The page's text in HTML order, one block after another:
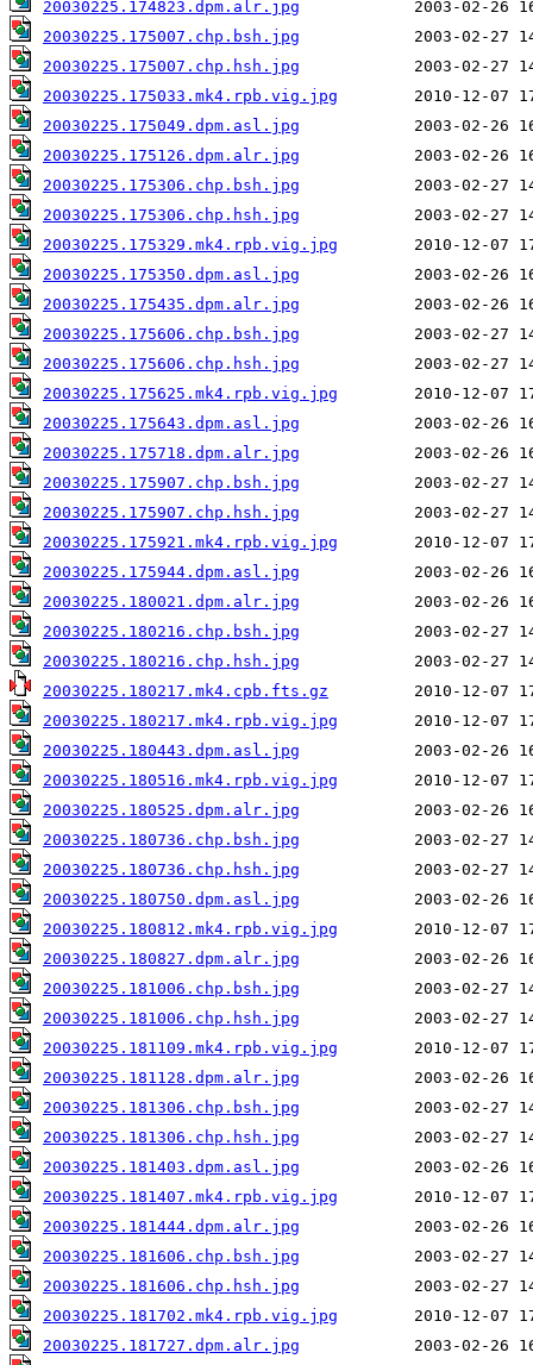
20030225.174823.dpm.alr.jpg
20030225.175007.chp.bsh.jpg
20030225.175007.chp.hsh.jpg
20030225.175033.mk4.rpb.vig.jpg
20030225.175049.dpm.asl.jpg
20030225.175126.dpm.alr.jpg
20030225.175306.chp.bsh.jpg
20030225.175306.chp.hsh.jpg
20030225.175329.mk4.rpb.vig.jpg
20030225.175350.dpm.asl.jpg
20030225.175435.dpm.alr.jpg
20030225.175606.chp.bsh.jpg
20030225.175606.chp.hsh.jpg
20030225.175625.mk4.rpb.vig.jpg
20030225.175643.dpm.asl.jpg
20030225.175718.dpm.alr.jpg
20030225.175907.chp.bsh.jpg
20030225.175907.chp.hsh.jpg
20030225.175921.mk4.rpb.vig.jpg
20030225.175944.dpm.asl.jpg
20030225.180021.dpm.alr.jpg
20030225.180216.chp.bsh.jpg
20030225.180216.chp.hsh.jpg
20030225.180217.mk4.cpb.fts.gz
20030225.180217.mk4.rpb.vig.jpg
20030225.180443.dpm.asl.jpg
20030225.180516.mk4.rpb.vig.jpg
20030225.180525.dpm.alr.jpg
20030225.180736.chp.bsh.jpg
20030225.180736.chp.hsh.jpg
20030225.180750.dpm.asl.jpg
20030225.180812.mk4.rpb.vig.jpg
20030225.180827.dpm.alr.jpg
20030225.181006.chp.bsh.jpg
20030225.181006.chp.hsh.jpg
20030225.181109.mk4.rpb.vig.jpg
20030225.181128.dpm.alr.jpg
20030225.181306.chp.bsh.jpg
20030225.181306.chp.hsh.jpg
20030225.181403.dpm.asl.jpg
20030225.181407.mk4.rpb.vig.jpg
20030225.181444.dpm.alr.jpg
20030225.181606.chp.bsh.jpg
20030225.181606.chp.hsh.jpg
20030225.181702.mk4.rpb.vig.jpg
20030225.181727.dpm.alr.jpg